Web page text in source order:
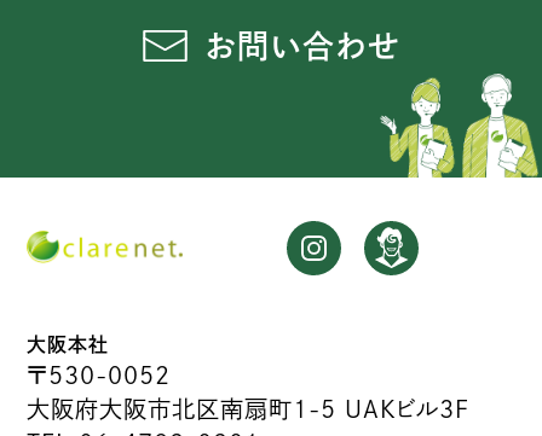
お問い合わせ
大阪本社
〒530-0052
大阪府大阪市北区南扇町1-5 UAKビル3F